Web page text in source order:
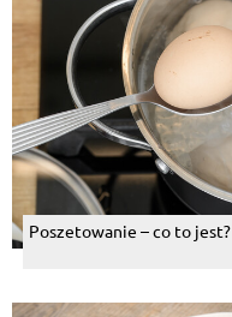
Poszetowanie – co to jest?